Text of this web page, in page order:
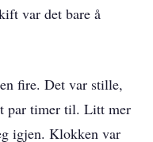
var det bare å
fire. Det var stille,
par timer til. Litt mer
igjen. Klokken var